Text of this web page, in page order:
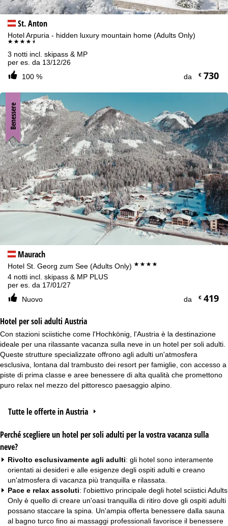
St. Anton
Hotel Arpuria - hidden luxury mountain home (Adults Only)
****+
3 notti incl. skipass & MP
per es. da 13/12/26
100 %
da €730
Maurach
Hotel St. Georg zum See (Adults Only) ****
4 notti incl. skipass & MP PLUS
per es. da 17/01/27
Nuovo
da €419
Benessere
Hotel per soli adulti Austria
Con stazioni sciistiche come l'Hochkönig, l'Austria è la destinazione
ideale per una rilassante vacanza sulla neve in un hotel per soli adulti.
Queste strutture specializzate offrono agli adulti un'atmosfera
esclusiva, lontana dal trambusto dei resort per famiglie, con accesso a
piste di prima classe e aree benessere di alta qualità che promettono
puro relax nel mezzo del pittoresco paesaggio alpino.
Tutte le offerte in Austria
Perché scegliere un hotel per soli adulti per la vostra vacanza sulla
neve?
Rivolto esclusivamente agli adulti: gli hotel sono interamente
orientati ai desideri e alle esigenze degli ospiti adulti e creano
un'atmosfera di vacanza più tranquilla e rilassata.
Pace e relax assoluti: l'obiettivo principale degli hotel sciistici Adults
Only è quello di creare un'oasi tranquilla di ritiro dove gli ospiti adulti
possano staccare la spina. Un'ampia offerta benessere dalla sauna
al bagno turco fino ai massaggi professionali favorisce il benessere